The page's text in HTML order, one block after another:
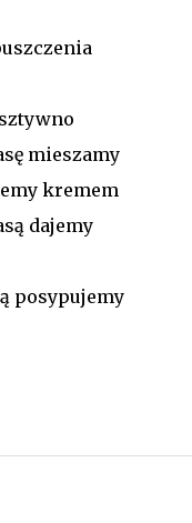
mieszamy
kremem
dajemy
posypujemy